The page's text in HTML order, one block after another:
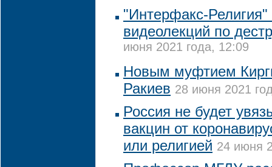
"Интерфакс-Религия"
видеолекций по
июня 2021 года, 12:09
Новым муфтием
Ракиев 28 июня 2021
Россия не будет
вакцин от
или религией 24 июня